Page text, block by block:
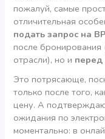
пожалуй, самые
отличительная
подать запрос на
после бронирования
отрасли), но и перед
Это потрясающе,
только после того,
цену. А
ожидания по
моментально: в